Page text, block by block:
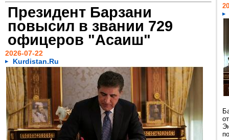
Президент Барзани
повысил в звании 729
офицеров "Асаиш"
2026-07-22
Kurdistan.Ru